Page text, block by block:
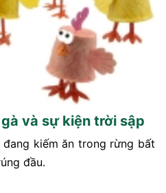
và sự kiện trời sập
kiếm ăn trong rừng bất
đầu.